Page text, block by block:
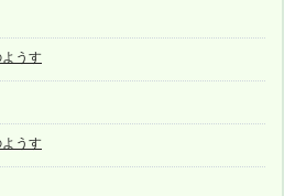
うす
うす